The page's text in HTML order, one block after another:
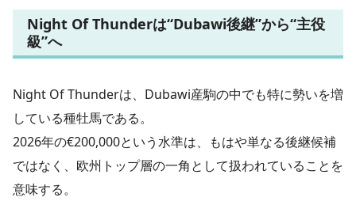
Night Of Thunderは“Dubawi後継”から“主役
級”へ
Night Of Thunderは、Dubawi産駒の中でも特に勢いを増
している種牡馬である。
2026年の€200,000という水準は、もはや単なる後継候補
ではなく、欧州トップ層の一角として扱われていることを
意味する。